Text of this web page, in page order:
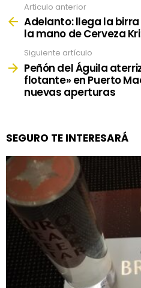
more
Articulo anterior
Adelanto: llega la birra
la mano de Cerveza
Siguiente artículo
Peñón del Águila
flotante» en Puerto
nuevas aperturas
SEGURO TE INTERESARÁ